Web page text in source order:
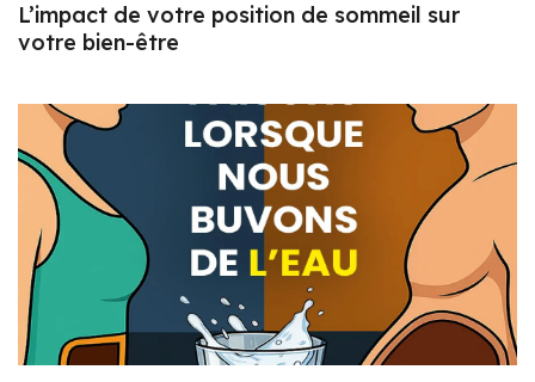
L’impact de votre position de sommeil sur
votre bien-être